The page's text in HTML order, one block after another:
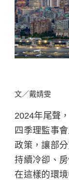
文／戴婧雯
2024年尾聲
四季理監事
政策，讓部
持續冷卻、
在這樣的環